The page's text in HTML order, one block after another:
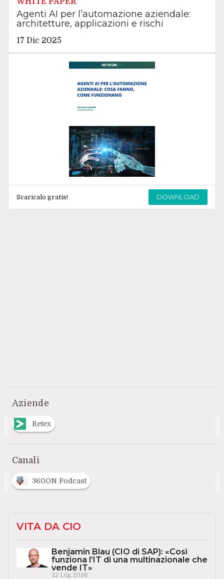
Agenti AI per l’automazione aziendale:
architetture, applicazioni e rischi
17 Dic 2025
Scaricalo gratis! DOWNLOAD
Aziende
Retex
Canali
360ON Podcast
VITA DA CIO
Benjamin Blau (CIO di SAP): «Così
funziona l’IT di una multinazionale che
vende IT»
22 Lug 2026